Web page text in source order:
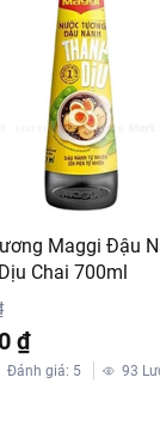
Maggi Đậu
Chai 700ml
₫
Đánh giá: 5 93